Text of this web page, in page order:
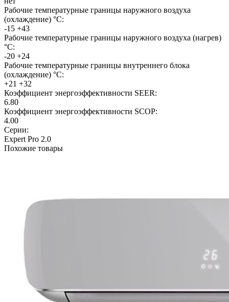
Рабочие температурные границы наружного воздуха
(охлаждение) °C:
-15 +43
Рабочие температурные границы наружного воздуха (нагрев)
°C:
-20 +24
Рабочие температурные границы внутреннего блока
(охлаждение) °C:
+21 +32
Коэффициент энергоэффективности SEER:
6.80
Коэффициент энергоэффективности SCOP:
4.00
Серии:
Expert Pro 2.0
Похожие товары